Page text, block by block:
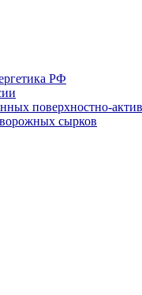
РФ
поверхностно-
сырков